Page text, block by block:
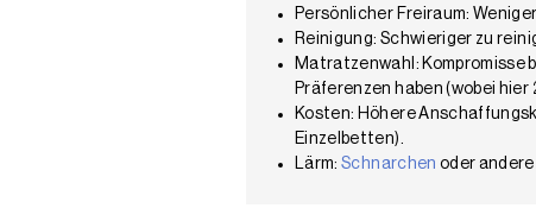
Persönlicher Freiraum:
Reinigung: Schwieriger zu
Matratzenwahl:
Präferenzen haben (wobei
Kosten: Höhere
Einzelbetten).
Lärm:Schnarchen oder